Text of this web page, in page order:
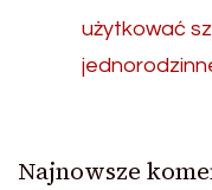
użytkować
Najnowsze